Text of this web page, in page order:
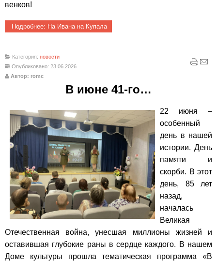
венков!
Подробнее: На Ивана на Купала
Категория: новости
Опубликовано: 23.06.2026
Автор: romc
В июне 41-го…
22 июня –
особенный
день в нашей
истории. День
памяти и
скорби. В этот
день, 85 лет
назад,
началась
Великая
Отечественная война, унесшая миллионы жизней и
оставившая глубокие раны в сердце каждого. В нашем
Доме культуры прошла тематическая программа «В